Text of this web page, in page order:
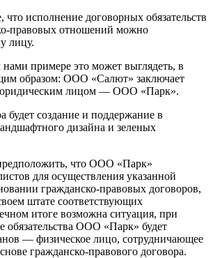
исполнение договорных обязательств
правовых отношений можно
лицу.
примере это может выглядеть, в
образом: ООО «Салют» заключает
юридическим лицом — ООО «Парк».
будет создание и поддержание в
дизайна и зеленых
что ООО «Парк»
для осуществления указанной
гражданско-правовых договоров,
штате соответствующих
итоге возможна ситуация, при
обязательства ООО «Парк» будет
— физическое лицо, сотрудничающее
гражданско-правового договора.